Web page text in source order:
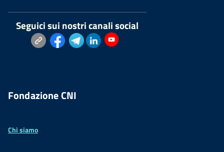
Seguici sui nostri canali social
Fondazione CNI
Chi siamo